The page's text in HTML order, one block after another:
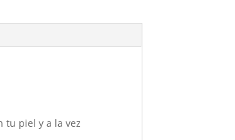
tu piel y a la vez